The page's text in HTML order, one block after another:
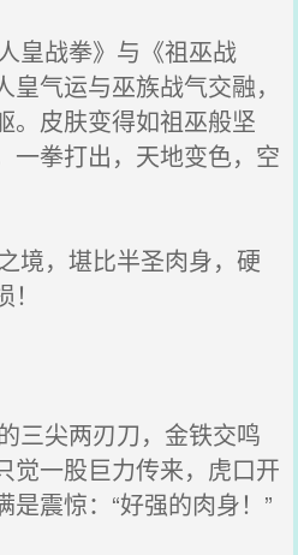
皇战拳》与《祖巫战
气运与巫族战气交融，
。皮肤变得如祖巫般坚
一拳打出，天地变色，空
境，堪比半圣肉身，硬
三尖两刃刀，金铁交鸣
觉一股巨力传来，虎口开
震惊：“好强的肉身！”